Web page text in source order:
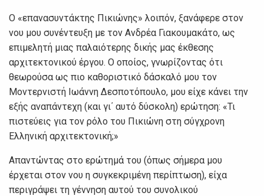
Ο «επανασυντάκτης Πικιώνης» λοιπόν, ξανάφερε στον
νου μου συνέντευξη με τον Ανδρέα Γιακουμακάτο, ως
επιμελητή μιας παλαιότερης δικής μας έκθεσης
αρχιτεκτονικού έργου. Ο οποίος, γνωρίζοντας ότι
θεωρούσα ως πιο καθοριστικό δάσκαλό μου τον
Μοντερνιστή Ιωάννη Δεσποτόπουλο, μου είχε κάνει την
εξής αναπάντεχη (και γι΄ αυτό δύσκολη) ερώτηση: «Τι
πιστεύεις για τον ρόλο του Πικιώνη στη σύγχρονη
Ελληνική αρχιτεκτονική;»
Απαντώντας στο ερώτημά του (όπως σήμερα μου
έρχεται στον νου η συγκεκριμένη περίπτωση), είχα
περιγράψει τη γέννηση αυτού του συνολικού